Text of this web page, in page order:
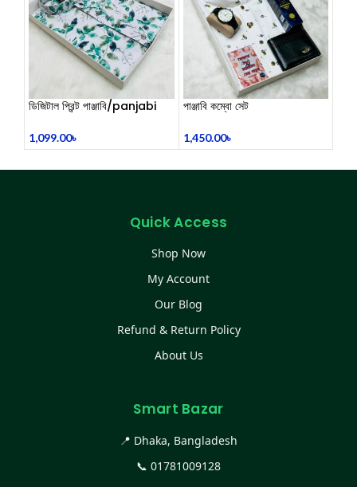
ডিজিটাল প্রিন্ট পাঞ্জাবি/panjabi
1,099.00৳
পাঞ্জাবি কম্বো সেট
1,450.00৳
Quick Access
Shop Now
My Account
Our Blog
Refund & Return Policy
About Us
Smart Bazar
📍 Dhaka, Bangladesh
📞 01781009128